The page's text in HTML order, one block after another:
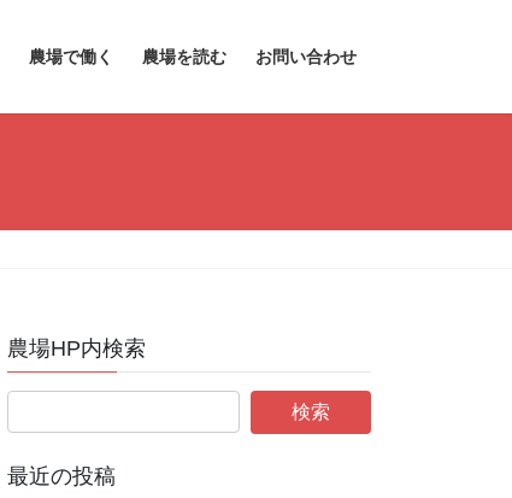
農場で働く 農場を読む お問い合わせ
農場HP内検索
最近の投稿